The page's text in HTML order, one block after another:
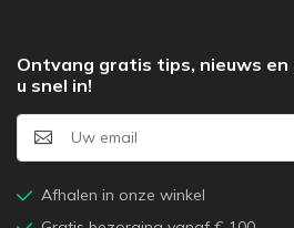
Ontvang gratis tips, nieuws en
u snel in!
Afhalen in onze winkel